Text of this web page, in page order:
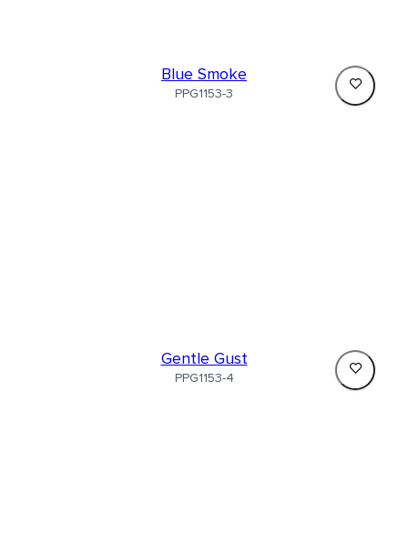
Blue Smoke
PPG1153-3
Gentle Gust
PPG1153-4